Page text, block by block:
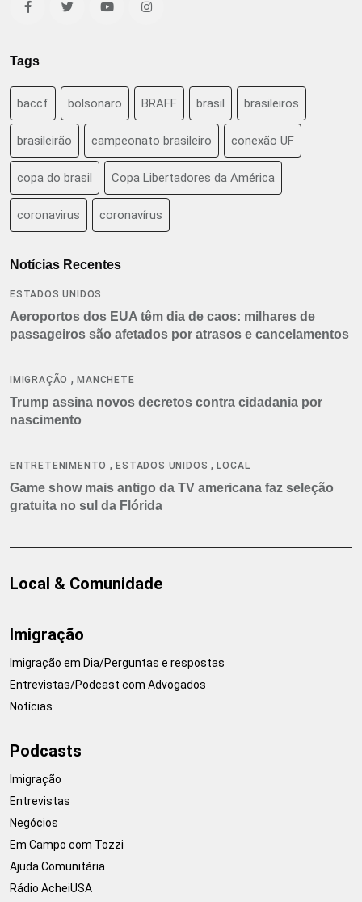
Tags
baccf bolsonaro BRAFF brasil brasileiros
brasileirão campeonato brasileiro conexão UF
copa do brasil Copa Libertadores da América
coronavirus coronavírus
Notícias Recentes
ESTADOS UNIDOS
Aeroportos dos EUA têm dia de caos: milhares de
passageiros são afetados por atrasos e cancelamentos
IMIGRAÇÃO ,MANCHETE
Trump assina novos decretos contra cidadania por
nascimento
ENTRETENIMENTO ,ESTADOS UNIDOS ,LOCAL
Game show mais antigo da TV americana faz seleção
gratuita no sul da Flórida
Local & Comunidade
Imigração
Imigração em Dia/Perguntas e respostas
Entrevistas/Podcast com Advogados
Notícias
Podcasts
Imigração
Entrevistas
Negócios
Em Campo com Tozzi
Ajuda Comunitária
Rádio AcheiUSA